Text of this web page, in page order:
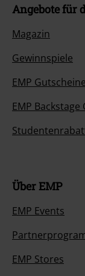
Angebote für
Magazin
Gewinnspiele
EMP
EMP Backstage
Über EMP
EMP Events
EMP Stores